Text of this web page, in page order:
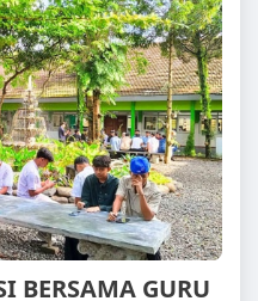
BERSAMA GURU